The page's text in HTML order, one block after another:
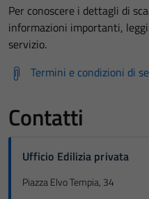
Per conoscere i dettagli di
informazioni importanti,
servizio.
Termini e condizioni di
Contatti
Ufficio Edilizia privata
Piazza Elvo Tempia, 34